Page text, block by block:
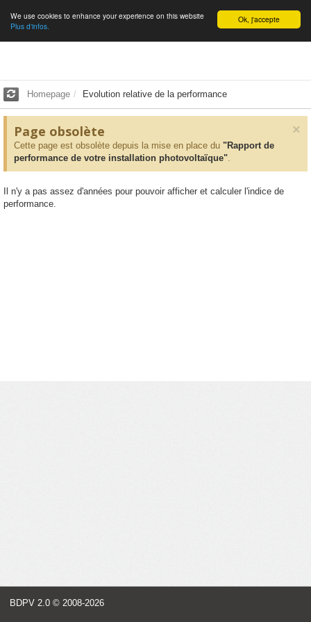
English Ok, j'accepte
We use cookies to enhance your experience on this website
Plus d'infos.
Homepage Evolution relative de la performance
×
Page obsolète
Cette page est obsolète depuis la mise en place du "Rapport de
performance de votre installation photovoltaïque".
Il n'y a pas assez d'années pour pouvoir afficher et calculer l'indice de
performance.
BDPV 2.0 © 2008-2026